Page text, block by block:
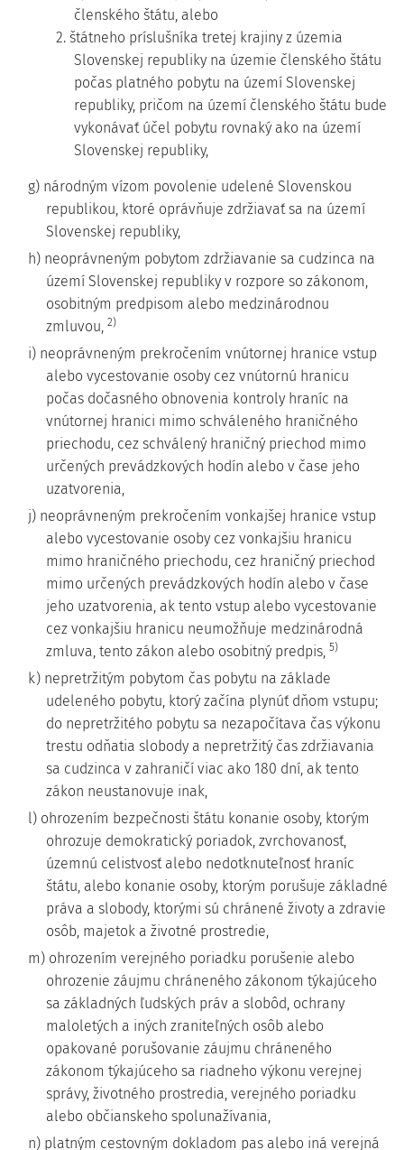
členského štátu, alebo
2. štátneho príslušníka tretej krajiny z územia
Slovenskej republiky na územie členského štátu
počas platného pobytu na území Slovenskej
republiky, pričom na území členského štátu bude
vykonávať účel pobytu rovnaký ako na území
Slovenskej republiky,
g) národným vízom povolenie udelené Slovenskou
republikou, ktoré oprávňuje zdržiavať sa na území
Slovenskej republiky,
h) neoprávneným pobytom zdržiavanie sa cudzinca na
území Slovenskej republiky v rozpore so zákonom,
osobitným predpisom alebo medzinárodnou
zmluvou, 2)
i) neoprávneným prekročením vnútornej hranice vstup
alebo vycestovanie osoby cez vnútornú hranicu
počas dočasného obnovenia kontroly hraníc na
vnútornej hranici mimo schváleného hraničného
priechodu, cez schválený hraničný priechod mimo
určených prevádzkových hodín alebo v čase jeho
uzatvorenia,
j) neoprávneným prekročením vonkajšej hranice vstup
alebo vycestovanie osoby cez vonkajšiu hranicu
mimo hraničného priechodu, cez hraničný priechod
mimo určených prevádzkových hodín alebo v čase
jeho uzatvorenia, ak tento vstup alebo vycestovanie
cez vonkajšiu hranicu neumožňuje medzinárodná
zmluva, tento zákon alebo osobitný predpis, 5)
k) nepretržitým pobytom čas pobytu na základe
udeleného pobytu, ktorý začína plynúť dňom vstupu;
do nepretržitého pobytu sa nezapočítava čas výkonu
trestu odňatia slobody a nepretržitý čas zdržiavania
sa cudzinca v zahraničí viac ako 180 dní, ak tento
zákon neustanovuje inak,
l) ohrozením bezpečnosti štátu konanie osoby, ktorým
ohrozuje demokratický poriadok, zvrchovanosť,
územnú celistvosť alebo nedotknuteľnosť hraníc
štátu, alebo konanie osoby, ktorým porušuje základné
práva a slobody, ktorými sú chránené životy a zdravie
osôb, majetok a životné prostredie,
m) ohrozením verejného poriadku porušenie alebo
ohrozenie záujmu chráneného zákonom týkajúceho
sa základných ľudských práv a slobôd, ochrany
maloletých a iných zraniteľných osôb alebo
opakované porušovanie záujmu chráneného
zákonom týkajúceho sa riadneho výkonu verejnej
správy, životného prostredia, verejného poriadku
alebo občianskeho spolunažívania,
n) platným cestovným dokladom pas alebo iná verejná